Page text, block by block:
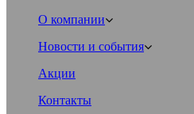
О компании
Новости и события
Акции
Контакты